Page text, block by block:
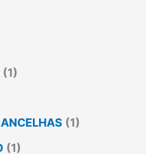
(1)
(1)
(1)